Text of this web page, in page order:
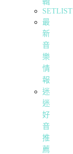
輯
SETLIST
最
新
音
樂
情
報
迷
迷
好
音
推
薦